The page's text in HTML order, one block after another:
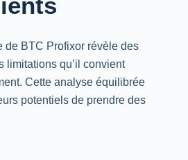
de BTC Profixor révèle des
limitations qu’il convient
Cette analyse équilibrée
potentiels de prendre des